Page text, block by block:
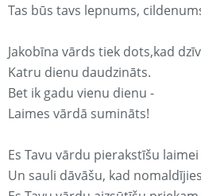
Tas būs tavs lepnums,
Jakobīna vārds tiek dots,kad
Katru dienu daudzināts.
Bet ik gadu vienu dienu -
Laimes vārdā sumināts!
Es Tavu vārdu pierakstīšu laimei
Un sauli dāvāšu, kad